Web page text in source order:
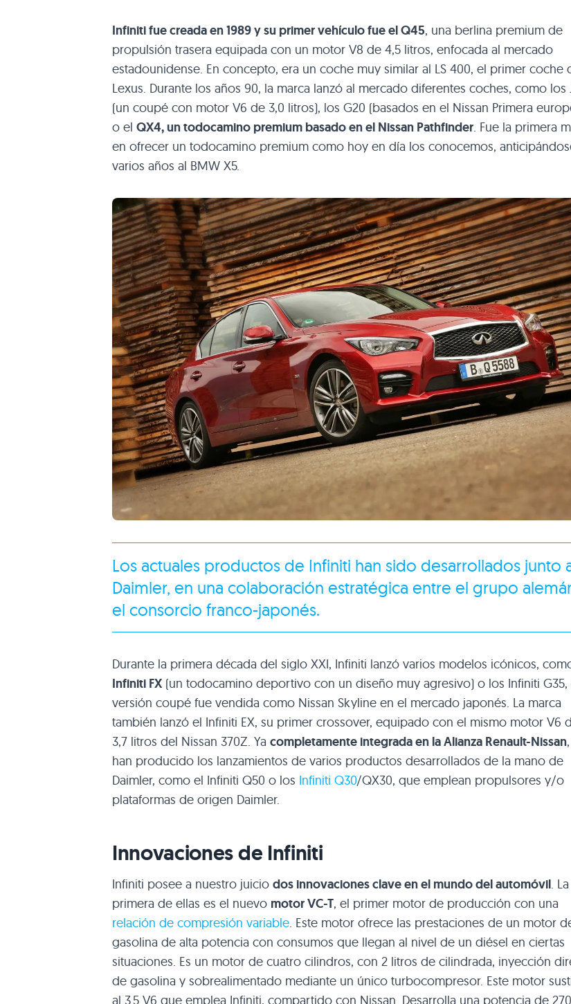
Infiniti fue creada en 1989 y su primer vehículo fue el Q45, una berlina premium de
propulsión trasera equipada con un motor V8 de 4,5 litros, enfocada al mercado
estadounidense. En concepto, era un coche muy similar al LS 400, el primer coche
Lexus. Durante los años 90, la marca lanzó al mercado diferentes coches, como los
(un coupé con motor V6 de 3,0 litros), los G20 (basados en el Nissan Primera
o el QX4, un todocamino premium basado en el Nissan Pathfinder. Fue la primera
en ofrecer un todocamino premium como hoy en día los conocemos,
varios años al BMW X5.
Los actuales productos de Infiniti han sido desarrollados junto
Daimler, en una colaboración estratégica entre el grupo
el consorcio franco-japonés.
Durante la primera década del siglo XXI, Infiniti lanzó varios modelos icónicos,
Infiniti FX (un todocamino deportivo con un diseño muy agresivo) o los Infiniti G35,
versión coupé fue vendida como Nissan Skyline en el mercado japonés. La marca
también lanzó el Infiniti EX, su primer crossover, equipado con el mismo motor V6
3,7 litros del Nissan 370Z. Ya completamente integrada en la Alianza Renault-Nissan
han producido los lanzamientos de varios productos desarrollados de la mano de
Daimler, como el Infiniti Q50 o los Infiniti Q30/QX30, que emplean propulsores y/o
plataformas de origen Daimler.
Innovaciones de Infiniti
Infiniti posee a nuestro juicio dos innovaciones clave en el mundo del automóvil. La
primera de ellas es el nuevo motor VC-T, el primer motor de producción con una
relación de compresión variable. Este motor ofrece las prestaciones de un motor
gasolina de alta potencia con consumos que llegan al nivel de un diésel en ciertas
situaciones. Es un motor de cuatro cilindros, con 2 litros de cilindrada, inyección
de gasolina y sobrealimentado mediante un único turbocompresor. Este motor
al 3.5 V6 que emplea Infiniti, compartido con Nissan. Desarrolla una potencia de